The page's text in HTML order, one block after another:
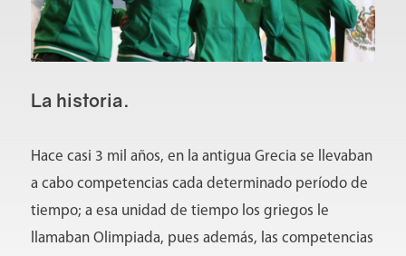
La historia.
Hace casi 3 mil años, en la antigua Grecia se llevaban
a cabo competencias cada determinado período de
tiempo; a esa unidad de tiempo los griegos le
llamaban Olimpiada, pues además, las competencias